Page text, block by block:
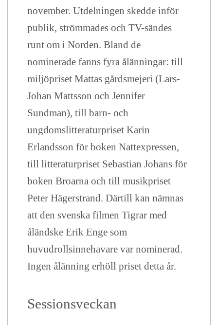
november. Utdelningen skedde inför
publik, strömmades och TV-sändes
runt om i Norden. Bland de
nominerade fanns fyra ålänningar: till
miljöpriset Mattas gårdsmejeri (Lars-
Johan Mattsson och Jennifer
Sundman), till barn- och
ungdomslitteraturpriset Karin
Erlandsson för boken Nattexpressen,
till litteraturpriset Sebastian Johans för
boken Broarna och till musikpriset
Peter Hägerstrand. Därtill kan nämnas
att den svenska filmen Tigrar med
åländske Erik Enge som
huvudrollsinnehavare var nominerad.
Ingen ålänning erhöll priset detta år.
Sessionsveckan